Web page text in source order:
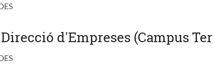
d'Empreses (Campus